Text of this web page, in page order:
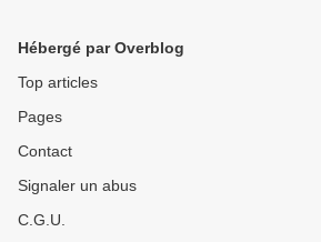
Hébergé par Overblog
Top articles
Pages
Contact
Signaler un abus
C.G.U.